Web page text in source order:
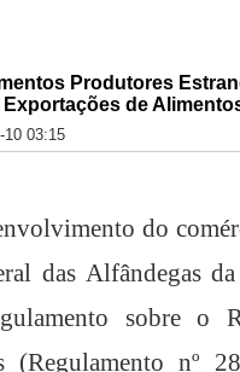
Produtores
de
10 03:15
do
das Alfândegas
sobre o
(Regulamento nº